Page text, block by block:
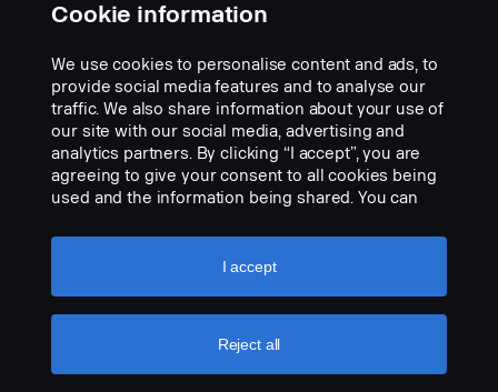
Široký světelný kužel, čiré sklo
světlometu, černé lemování. Ref. 37,5.
Part nr.:1906619
Part Description:
No description available
Cookie information
We use cookies to personalise content and ads, to
provide social media features and to analyse our
traffic. We also share information about your use of
our site with our social media, advertising and
analytics partners. By clicking “I accept”, you are
agreeing to give your consent to all cookies being
used and the information being shared. You can
settings” and selecting the categories you’d like to
accept. For a more detailed explanation of how we
Reject all
I accept